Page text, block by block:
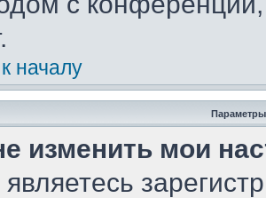
началу
Параметры
изменить мои